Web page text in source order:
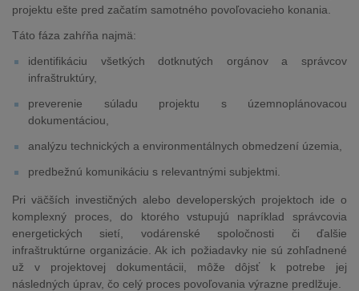
projektu ešte pred začatím samotného povoľovacieho konania.
Táto fáza zahŕňa najmä:
identifikáciu všetkých dotknutých orgánov a správcov
infraštruktúry,
preverenie súladu projektu s územnoplánovacou
dokumentáciou,
analýzu technických a environmentálnych obmedzení územia,
predbežnú komunikáciu s relevantnými subjektmi.
Pri väčších investičných alebo developerských projektoch ide o
komplexný proces, do ktorého vstupujú napríklad správcovia
energetických sietí, vodárenské spoločnosti či ďalšie
infraštruktúrne organizácie. Ak ich požiadavky nie sú zohľadnené
už v projektovej dokumentácii, môže dôjsť k potrebe jej
následných úprav, čo celý proces povoľovania výrazne predlžuje.